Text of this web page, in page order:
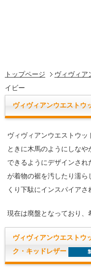
トップページ ヴィヴィア
イビー
ヴィヴィアンウエストウ
ヴィヴィアンウエストウッ
ときに木馬のようにしな
できるようにデザインさ
が着物の裾を汚したり濡ら
くり下駄にインスパイアさ
現在は廃盤となっており、
ヴィヴィアンウエストウ
ク・キッドレザー